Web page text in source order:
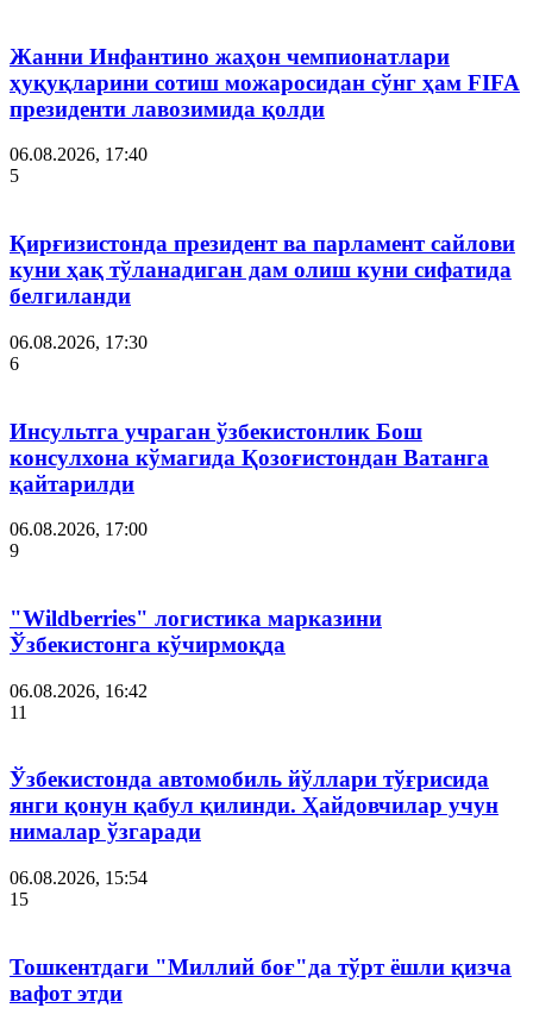
Жанни Инфантино жаҳон чемпионатлари
ҳуқуқларини сотиш можаросидан сўнг ҳам FIFA
президенти лавозимида қолди
06.08.2026, 17:40
5
Қирғизистонда президент ва парламент сайлови
куни ҳақ тўланадиган дам олиш куни сифатида
белгиланди
06.08.2026, 17:30
6
Инсультга учраган ўзбекистонлик Бош
консулхона кўмагида Қозоғистондан Ватанга
қайтарилди
06.08.2026, 17:00
9
"Wildberries" логистика марказини
Ўзбекистонга кўчирмоқда
06.08.2026, 16:42
11
Ўзбекистонда автомобиль йўллари тўғрисида
янги қонун қабул қилинди. Ҳайдовчилар учун
нималар ўзгаради
06.08.2026, 15:54
15
Тошкентдаги "Миллий боғ"да тўрт ёшли қизча
вафот этди